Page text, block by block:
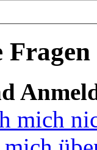
Fragen
mich